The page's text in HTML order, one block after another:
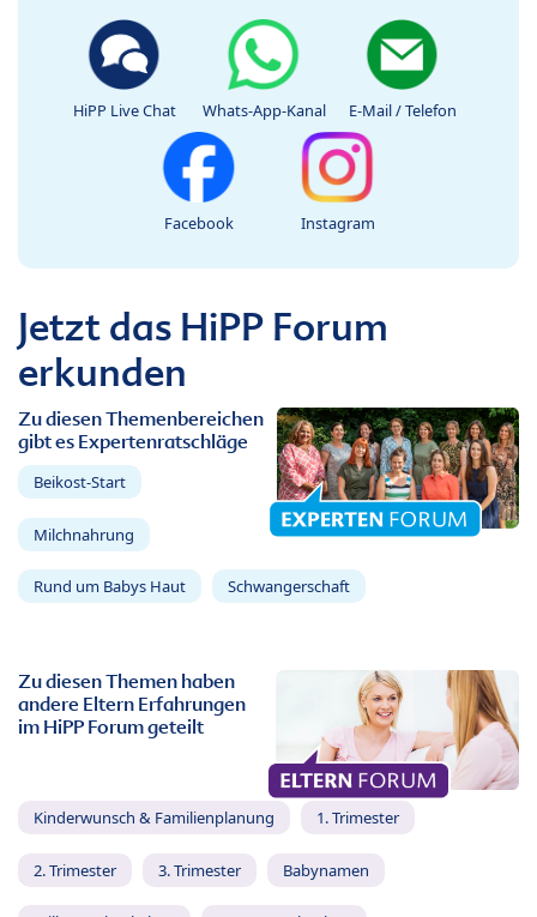
HiPP Live Chat Whats-App-Kanal E-Mail / Telefon
Facebook Instagram
Jetzt das HiPP Forum
erkunden
Zu diesen Themenbereichen
gibt es Expertenratschläge
Beikost-Start
Milchnahrung
Rund um Babys Haut Schwangerschaft
Zu diesen Themen haben
andere Eltern Erfahrungen
im HiPP Forum geteilt
Kinderwunsch & Familienplanung 1. Trimester
2. Trimester 3. Trimester Babynamen